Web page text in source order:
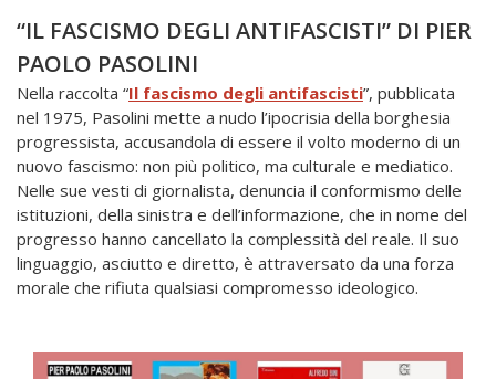
“IL FASCISMO DEGLI ANTIFASCISTI” DI PIER
PAOLO PASOLINI
Nella raccolta “Il fascismo degli antifascisti”, pubblicata
nel 1975, Pasolini mette a nudo l’ipocrisia della borghesia
progressista, accusandola di essere il volto moderno di un
nuovo fascismo: non più politico, ma culturale e mediatico.
Nelle sue vesti di giornalista, denuncia il conformismo delle
istituzioni, della sinistra e dell’informazione, che in nome del
progresso hanno cancellato la complessità del reale. Il suo
linguaggio, asciutto e diretto, è attraversato da una forza
morale che rifiuta qualsiasi compromesso ideologico.